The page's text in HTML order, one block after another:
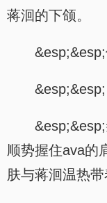
蒋洄的下颌。
&esp;&esp;
顺势握住ava的
肤与蒋洄温热带